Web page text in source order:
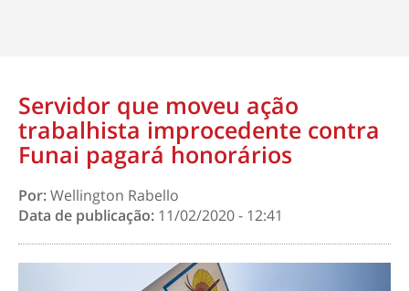
Servidor que moveu ação
trabalhista improcedente contra
Funai pagará honorários
Por:Wellington Rabello
Data de publicação: 11/02/2020 - 12:41